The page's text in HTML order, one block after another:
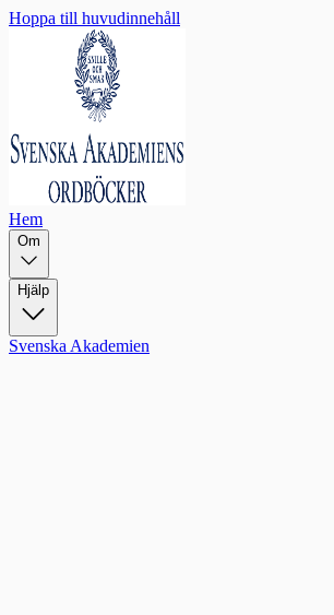
Hoppa till huvudinnehåll
Hem
Om
Hjälp
Svenska Akademien